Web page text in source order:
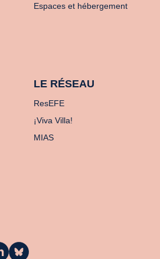
Espaces et hébergement
LE RÉSEAU
ResEFE
¡Viva Villa!
MIAS
La